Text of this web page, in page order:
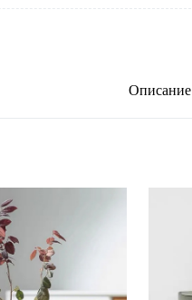
Описание